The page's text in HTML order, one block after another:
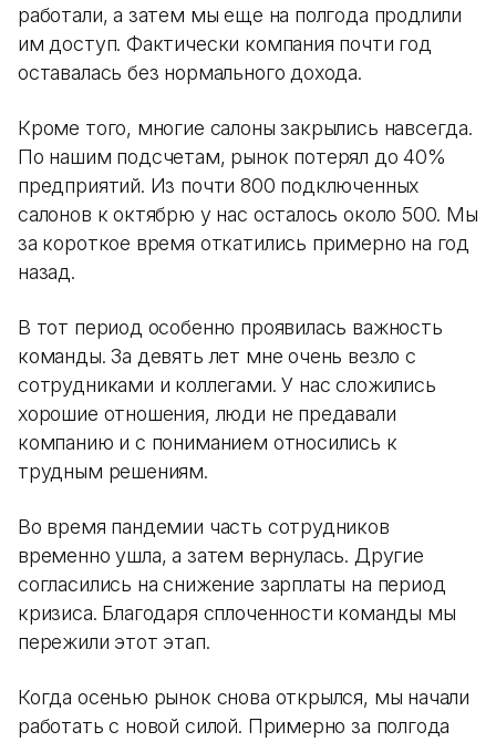
работали, а затем мы еще на полгода продлили
им доступ. Фактически компания почти год
оставалась без нормального дохода.
Кроме того, многие салоны закрылись навсегда.
По нашим подсчетам, рынок потерял до 40%
предприятий. Из почти 800 подключенных
салонов к октябрю у нас осталось около 500. Мы
за короткое время откатились примерно на год
назад.
В тот период особенно проявилась важность
команды. За девять лет мне очень везло с
сотрудниками и коллегами. У нас сложились
хорошие отношения, люди не предавали
компанию и с пониманием относились к
трудным решениям.
Во время пандемии часть сотрудников
временно ушла, а затем вернулась. Другие
согласились на снижение зарплаты на период
кризиса. Благодаря сплоченности команды мы
пережили этот этап.
Когда осенью рынок снова открылся, мы начали
работать с новой силой. Примерно за полгода